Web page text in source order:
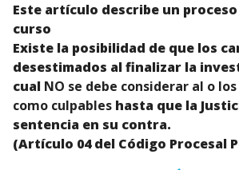
Este artículo describe un
curso
Existe la posibilidad de que los
desestimados al finalizar la
cual NO se debe considerar al o
como culpables hasta que la
sentencia en su contra.
(Artículo 04 del Código Procesal